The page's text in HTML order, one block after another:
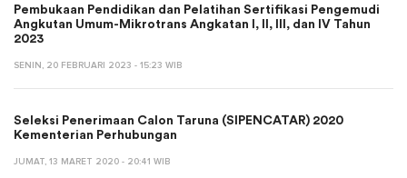
Pembukaan Pendidikan dan Pelatihan Sertifikasi Pengemudi
Angkutan Umum-Mikrotrans Angkatan I, II, III, dan IV Tahun
2023
SENIN, 20 FEBRUARI 2023 - 15:23 WIB
Seleksi Penerimaan Calon Taruna (SIPENCATAR) 2020
Kementerian Perhubungan
JUMAT, 13 MARET 2020 - 20:41 WIB